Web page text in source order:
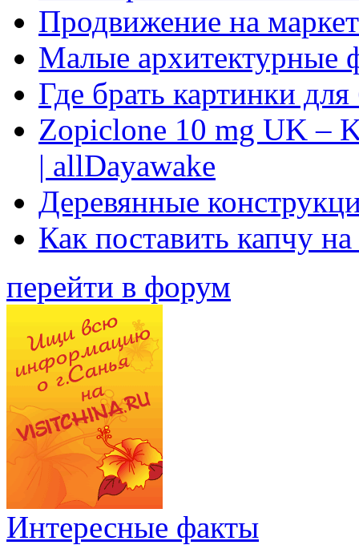
Продвижение на
Малые архитектурные
Где брать картинки
Zopiclone 10 mg UK –
| allDayawake
Деревянные
Как поставить капчу
перейти в форум
Интересные факты